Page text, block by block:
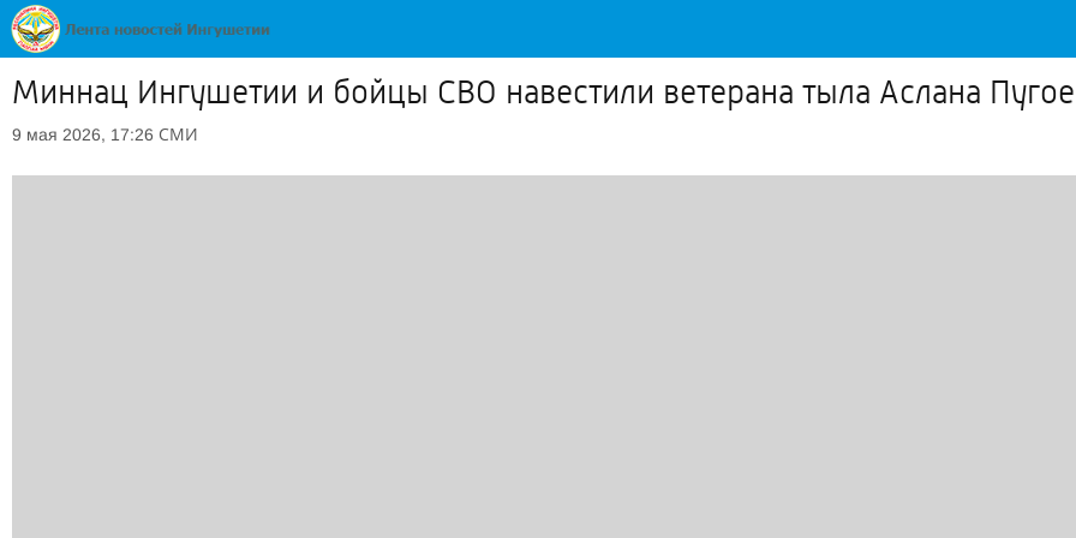
Миннац Ингушетии и бойцы СВО навестили ветерана тыла Аслана
9 мая 2026, 17:26 СМИ